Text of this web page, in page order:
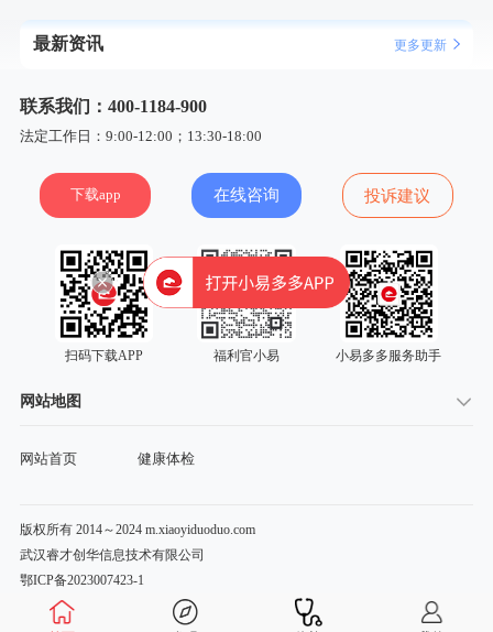
最新资讯 更多更新
联系我们：400-1184-900
法定工作日：9:00-12:00；13:30-18:00
下载app 在线咨询 投诉建议
扫码下载APP 福利官小易 小易多多服务助手
网站地图
网站首页 健康体检
版权所有 2014～2024 m.xiaoyiduoduo.com
武汉睿才创华信息技术有限公司
鄂ICP备2023007423-1